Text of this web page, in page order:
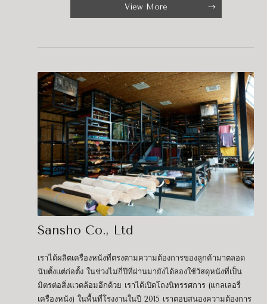
View More
Sansho Co., Ltd
เราได้ผลิตเครื่องหนังที่ตรงตามความต้องการของลูกค้ามาตลอด
นับตั้งแต่ก่อตั้ง ในช่วงไม่กี่ปีที่ผ่านมายังได้ลองใช้วัสดุหนังที่เป็น
มิตรต่อสิ่งแวดล้อมอีกด้วย เราได้เปิดโถงนิทรรศการ (แกลเลอรี่
เครื่องหนัง) ในพื้นที่โรงงานในปี 2015 เราตอบสนองความต้องการ